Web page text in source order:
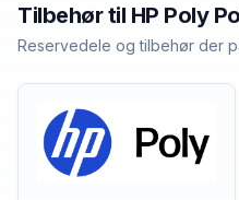
Tilbehør til HP Poly
Reservedele og tilbehør der